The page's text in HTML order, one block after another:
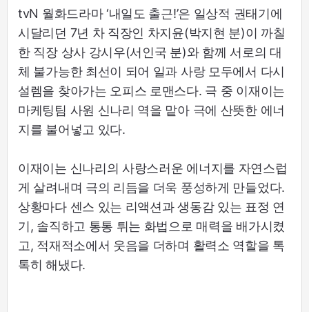
tvN 월화드라마 ‘내일도 출근!’은 일상적 권태기에
시달리던 7년 차 직장인 차지윤(박지현 분)이 까칠
한 직장 상사 강시우(서인국 분)와 함께 서로의 대
체 불가능한 최선이 되어 일과 사랑 모두에서 다시
설렘을 찾아가는 오피스 로맨스다. 극 중 이재이는
마케팅팀 사원 신나리 역을 맡아 극에 산뜻한 에너
지를 불어넣고 있다.
이재이는 신나리의 사랑스러운 에너지를 자연스럽
게 살려내며 극의 리듬을 더욱 풍성하게 만들었다.
상황마다 센스 있는 리액션과 생동감 있는 표정 연
기, 솔직하고 통통 튀는 화법으로 매력을 배가시켰
고, 적재적소에서 웃음을 더하며 활력소 역할을 톡
톡히 해냈다.